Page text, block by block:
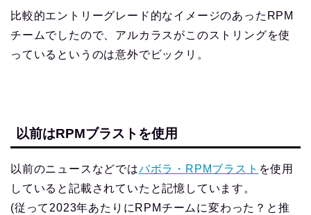
比較的エントリーグレード的なイメージのあったRPM
チームでしたので、アルカラスがこのストリングを使
っているというのは意外でビックリ。
以前はRPMブラストを使用
以前のニュースなどではバボラ・RPMブラスト を使用
していると記載されていたと記憶しています。
(従って2023年あたりにRPMチームに変わった？と推